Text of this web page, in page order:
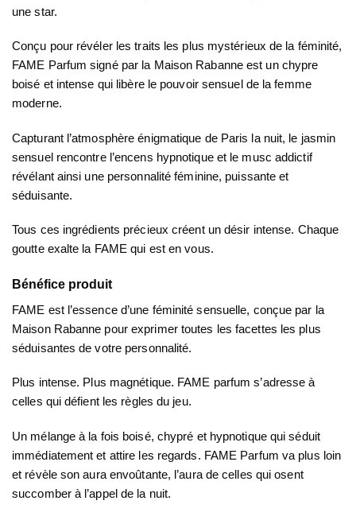
une star.
Conçu pour révéler les traits les plus mystérieux de la féminité,
FAME Parfum signé par la Maison Rabanne est un chypre
boisé et intense qui libère le pouvoir sensuel de la femme
moderne.
Capturant l’atmosphère énigmatique de Paris la nuit, le jasmin
sensuel rencontre l’encens hypnotique et le musc addictif
révélant ainsi une personnalité féminine, puissante et
séduisante.
Tous ces ingrédients précieux créent un désir intense. Chaque
goutte exalte la FAME qui est en vous.
Bénéfice produit
FAME est l’essence d’une féminité sensuelle, conçue par la
Maison Rabanne pour exprimer toutes les facettes les plus
séduisantes de votre personnalité.
Plus intense. Plus magnétique. FAME parfum s’adresse à
celles qui défient les règles du jeu.
Un mélange à la fois boisé, chypré et hypnotique qui séduit
immédiatement et attire les regards. FAME Parfum va plus loin
et révèle son aura envoûtante, l’aura de celles qui osent
succomber à l’appel de la nuit.